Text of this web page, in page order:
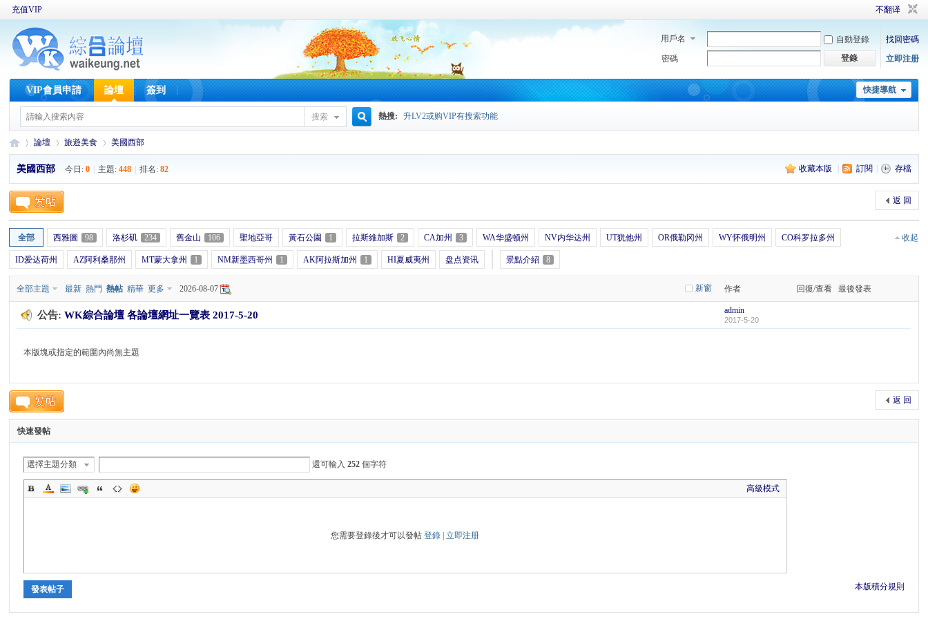
充值VIP 不翻译
用戶名 自動登錄
找回密碼
密碼
登錄 立即注册
快捷導航
VIP會員申請 論壇 簽到
搜索 熱搜: 升LV2或购VIP有搜索功能
W
論壇
›
旅遊美食 美國西部
收藏本版 訂閱 存檔
美國西部 今日:0 主題:448 排名:82
返 回
收起
全部 西雅圖 98 洛杉矶 234 舊金山 106 聖地亞哥 黃石公園 1 拉斯維加斯 2 CA加州 3 WA华盛顿州 NV内华达州 UT犹他州 OR俄勒冈州 WY怀俄明州 CO科罗拉多州
ID爱达荷州 AZ阿利桑那州 MT蒙大拿州 1 NM新墨西哥州 1 AK阿拉斯加州 1 HI夏威夷州 盘点资讯 景點介紹 8
新窗
全部主題 最新 熱門 熱帖 精華 更多 2026-08-07 作者 回復/查看 最後發表
公告:WK綜合論壇 各論壇網址一覽表 2017-5-20 admin
2017-5-20
本版塊或指定的範圍內尚無主題
返 回
快速發帖
選擇主題分類 還可輸入252 個字符
高級模式
您需要登錄後才可以發帖登錄 |立即注册
本版積分規則
發表帖子